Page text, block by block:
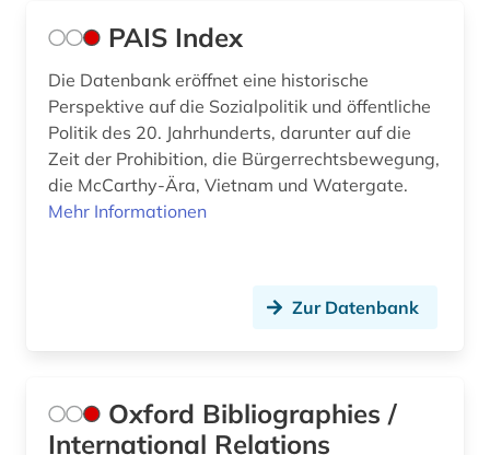
PAIS Index
Die Datenbank eröffnet eine historische
Perspektive auf die Sozialpolitik und öffentliche
Politik des 20. Jahrhunderts, darunter auf die
Zeit der Prohibition, die Bürgerrechtsbewegung,
die McCarthy-Ära, Vietnam und Watergate.
Mehr Informationen
Zur Datenbank
Oxford Bibliographies /
International Relations